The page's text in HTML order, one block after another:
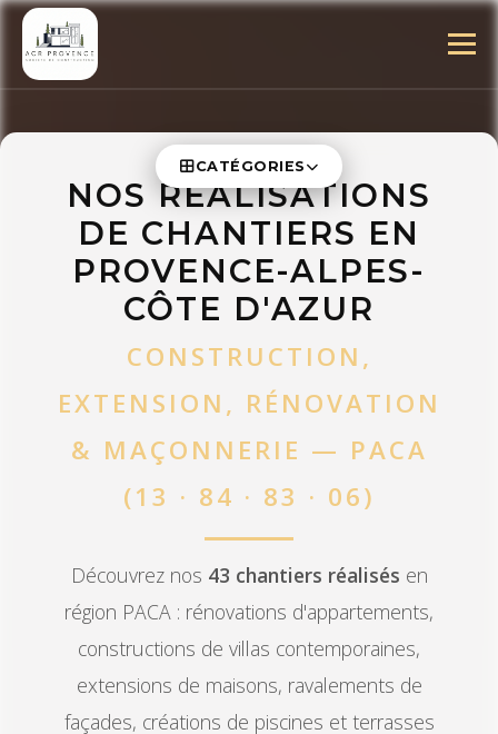
CATÉGORIES
NOS RÉALISATIONS
DE CHANTIERS EN
PROVENCE-ALPES-
CÔTE D'AZUR
CONSTRUCTION,
EXTENSION, RÉNOVATION
& MAÇONNERIE — PACA
(13 · 84 · 83 · 06)
Découvrez nos 43 chantiers réalisés en
région PACA : rénovations d'appartements,
constructions de villas contemporaines,
extensions de maisons, ravalements de
façades, créations de piscines et terrasses